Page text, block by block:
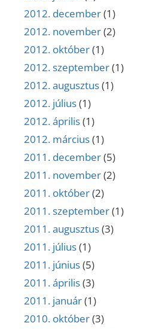
2012. december(1)
2012. november(2)
2012. október(1)
2012. szeptember(1)
2012. augusztus(1)
2012. július(1)
2012. április(1)
2012. március(1)
2011. december(5)
2011. november(2)
2011. október(2)
2011. szeptember(1)
2011. augusztus(3)
2011. július(1)
2011. június(5)
2011. április(3)
2011. január(1)
2010. október(3)